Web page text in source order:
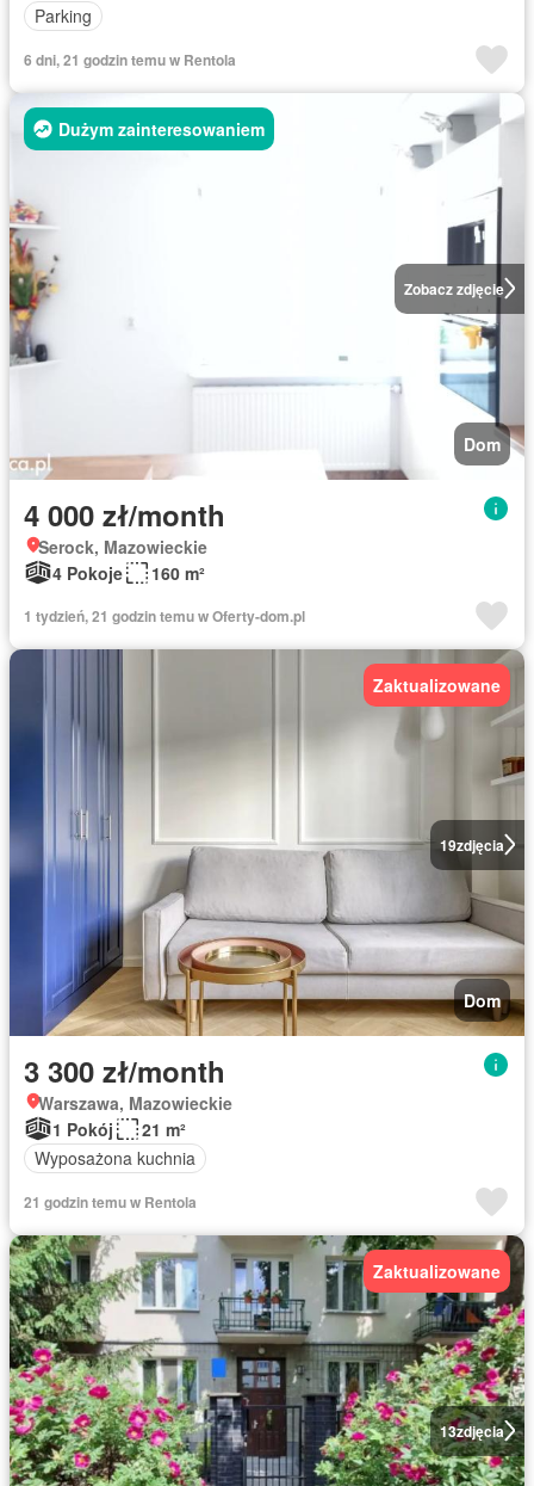
Parking
6 dni, 21 godzin temu w Rentola
Zobacz zdjęcie
Dużym zainteresowaniem
Dom
4 000 zł/month
Serock, Mazowieckie
4 Pokoje
160 m²
1 tydzień, 21 godzin temu w Oferty-dom.pl
19zdjęcia
Zaktualizowane
Dom
3 300 zł/month
Warszawa, Mazowieckie
1 Pokój
21 m²
Wyposażona kuchnia
21 godzin temu w Rentola
13zdjęcia
Zaktualizowane